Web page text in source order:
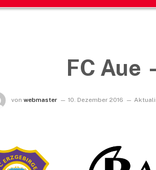
FC Aue
von webmaster 10. Dezember 2016